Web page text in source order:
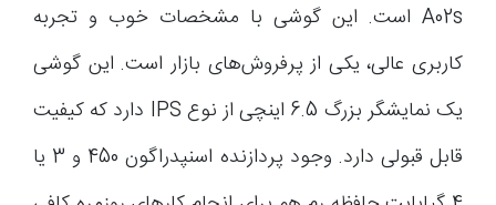
A02s است. این گوشی با مشخصات خوب و تجربه
کاربری عالی، یکی از پرفروش‌های بازار است. این گوشی
یک نمایشگر بزرگ 6.5 اینچی از نوع IPS دارد که کیفیت
قابل قبولی دارد. وجود پردازنده اسنپدراگون 450 و 3 یا